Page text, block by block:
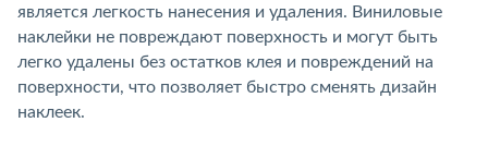
является легкость нанесения и удаления. Виниловые
наклейки не повреждают поверхность и могут быть
легко удалены без остатков клея и повреждений на
поверхности, что позволяет быстро сменять дизайн
наклеек.